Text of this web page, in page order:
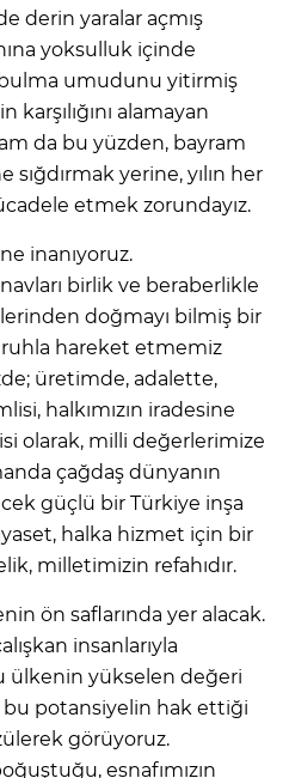
derin yaralar açmış
yoksulluk içinde
bulma umudunu yitirmiş
alamayan
da bu yüzden, bayram
yerine, yılın her
etmek zorundayız.
inanıyoruz.
birlik ve beraberlikle
doğmayı bilmiş bir
hareket etmemiz
üretimde, adalette,
halkımızın iradesine
olarak, milli değerlerimize
çağdaş dünyanın
güçlü bir Türkiye inşa
halka hizmet için bir
milletimizin refahıdır.
ön saflarında yer alacak.
insanlarıyla
ülkenin yükselen değeri
potansiyelin hak ettiği
görüyoruz.
esnafımızın